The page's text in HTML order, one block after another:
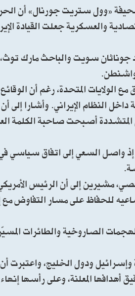
«وول ستريت جورنال» أن
والعسكرية جعلت القيادة
سويت والباحث مارك توث،
الولايات المتحدة، رغم أن
النظام الإيراني. وأشارا إلى
أصبحت صاحبة الكلمة
إذ واصل السعي إلى اتفاق سياسي
مشيرين إلى أن الرئيس
للحفاظ على مسار التفاوض مع
الصاروخية والطائرات
وإسرائيل ودول الخليج، واعتبرت
المعلنة، وعلى رأسها إنهاء